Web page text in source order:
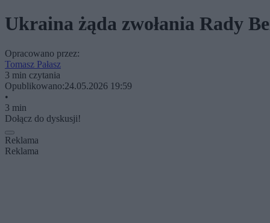
Ukraina żąda zwołania Rady
Opracowano przez:
Tomasz Pałasz
3 min czytania
Opublikowano:24.05.2026 19:59
•
3 min
Dołącz do dyskusji!
Reklama
Reklama